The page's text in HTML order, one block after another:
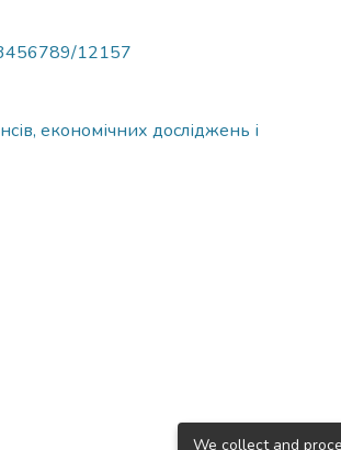
12157
економічних досліджень і
We collect and